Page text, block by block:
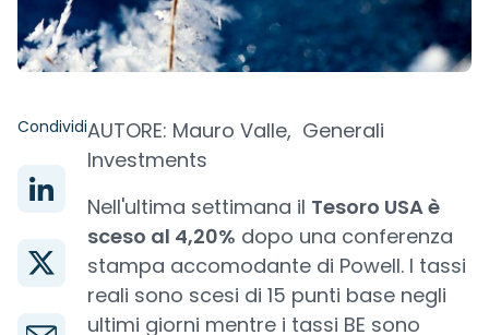
CondividiAUTORE: Mauro Valle, Generali
Investments
Nell'ultima settimana il Tesoro USA è
sceso al 4,20% dopo una conferenza
stampa accomodante di Powell. I tassi
reali sono scesi di 15 punti base negli
ultimi giorni mentre i tassi BE sono